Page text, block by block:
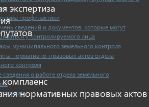
профилактики
сведений и документов, которые могут
у контролируемого лица
муниципального земельного контроля
нормативно-правовых актов отдела
контроля
о работе отдела земельного
экспертиза
нормативных правовых актов